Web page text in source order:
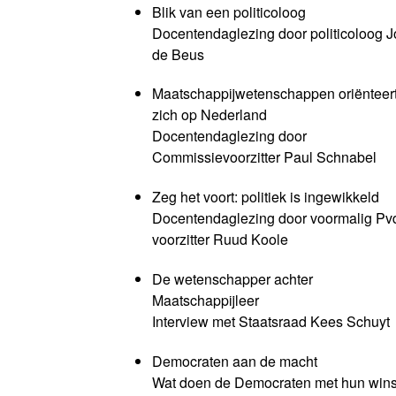
Blik van een politicoloog
Docentendaglezing door politicoloog
de Beus
Maatschappijwetenschappen
zich op Nederland
Docentendaglezing door
Commissievoorzitter Paul Schnabel
Zeg het voort: politiek is ingewikkeld
Docentendaglezing door voormalig
voorzitter Ruud Koole
De wetenschapper achter
Maatschappijleer
Interview met Staatsraad Kees Schuyt
Democraten aan de macht
Wat doen de Democraten met hun